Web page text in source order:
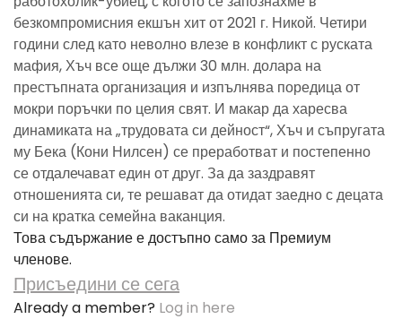
безкомпромисния екшън хит от 2021 г. Никой. Четири
години след като неволно влезе в конфликт с руската
мафия, Хъч все още дължи 30 млн. долара на
престъпната организация и изпълнява поредица от
мокри поръчки по целия свят. И макар да харесва
динамиката на „трудовата си дейност“, Хъч и съпругата
му Бека (Кони Нилсен) се преработват и постепенно
се отдалечават един от друг. За да заздравят
отношенията си, те решават да отидат заедно с децата
си на кратка семейна ваканция.
Това съдържание е достъпно само за Премиум
членове.
Присъедини се сега
Already a member? Log in here